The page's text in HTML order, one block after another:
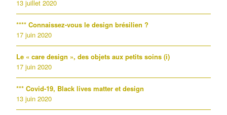
13 juillet 2020
**** Connaissez-vous le design brésilien ?
17 juin 2020
Le « care design », des objets aux petits soins (i)
17 juin 2020
*** Covid-19, Black lives matter et design
13 juin 2020